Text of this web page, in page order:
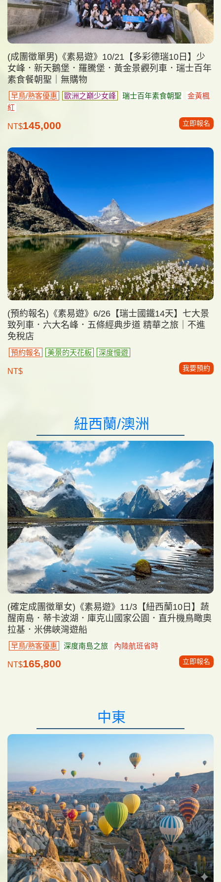
(成團徵單男)《素易遊》10/21【多彩德瑞10日】少
女峰．新天鵝堡．羅騰堡．黃金景觀列車．瑞士百年
素食餐朝聖｜無購物
早鳥/熟客優惠 歐洲之巔少女峰 瑞士百年素食朝聖
金黃楓
紅
NT$145,000 立即報名
(預約報名)《素易遊》6/26【瑞士國鐵14天】七大景
致列車．六大名峰．五條經典步道 精華之旅｜不進
免稅店
預約報名 美景的天花板 深度慢遊
NT$ 我要預約
紐西蘭/澳洲
(確定成團徵單女)《素易遊》11/3【紐西蘭10日】蔬
醒南島．蒂卡波湖．庫克山國家公園．直升機鳥瞰奧
拉基．米佛峽灣遊船
早鳥/熟客優惠 深度南島之旅 內陸航班省時
NT$165,800 立即報名
中東